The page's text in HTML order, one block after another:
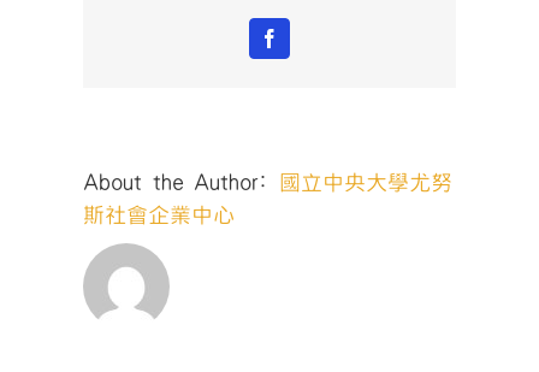
理
國
討
會-17〉
Facebook
About the Author:
國立中央大學尤努
斯社會企業中心